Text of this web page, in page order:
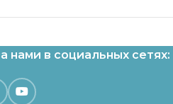
нами в социальных сетях: